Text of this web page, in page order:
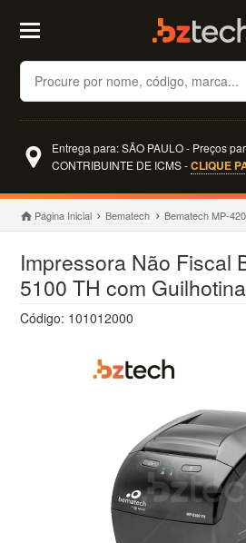
Buscar
Entrega para: SÃO PAULO - Preços
CONTRIBUINTE DE ICMS -CLIQUE
Página Inicial Bematech Bematech MP-
Impressora Não Fiscal
5100 TH com
Código: 101012000